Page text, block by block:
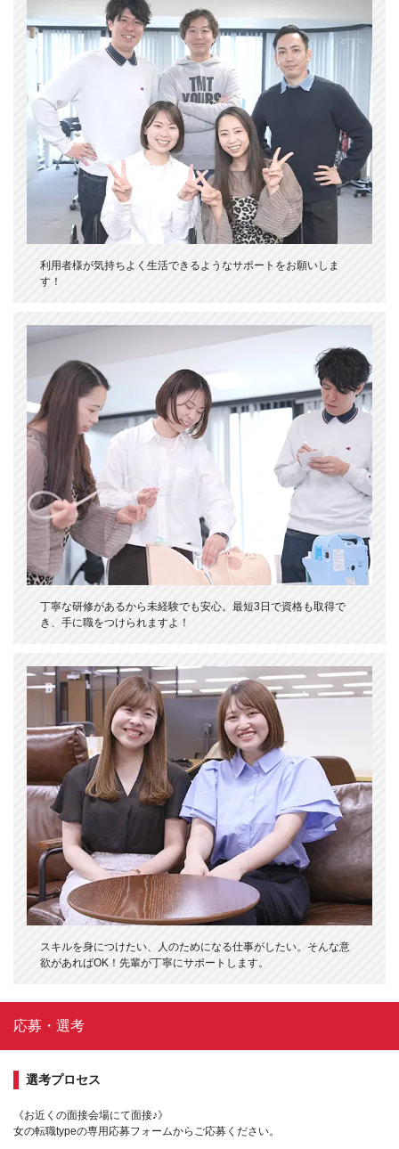
利用者様が気持ちよく生活できるようなサポートをお願いしま
す！
丁寧な研修があるから未経験でも安心。最短3日で資格も取得で
き、手に職をつけられますよ！
スキルを身につけたい、人のためになる仕事がしたい。そんな意
欲があればOK！先輩が丁寧にサポートします。
応募・選考
選考プロセス
《お近くの面接会場にて面接♪》
女の転職typeの専用応募フォームからご応募ください。